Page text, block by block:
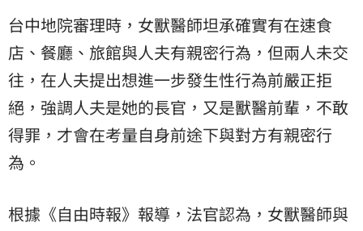
台中地院審理時，女獸醫師坦承確實有在速食
店、餐廳、旅館與人夫有親密行為，但兩人未交
往，在人夫提出想進一步發生性行為前嚴正拒
絕，強調人夫是她的長官，又是獸醫前輩，不敢
得罪，才會在考量自身前途下與對方有親密行
為。
根據《自由時報》報導，法官認為，女獸醫師與